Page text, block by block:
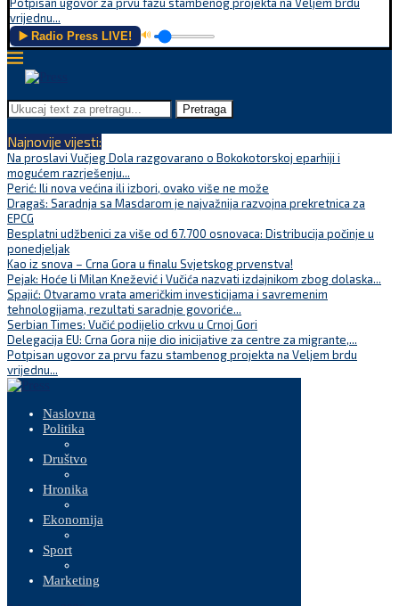
vrijednu...
▶️ Radio Press LIVE! 🔊
Pretraga
Najnovije vijesti:
Na proslavi Vučjeg Dola razgovarano o Bokokotorskoj eparhiji i
mogućem razrješenju...
Perić: Ili nova većina ili izbori, ovako više ne može
Dragaš: Saradnja sa Masdarom je najvažnija razvojna prekretnica za
EPCG
Besplatni udžbenici za više od 67.700 osnovaca: Distribucija počinje u
ponedjeljak
Kao iz snova – Crna Gora u finalu Svjetskog prvenstva!
Pejak: Hoće li Milan Knežević i Vučića nazvati izdajnikom zbog dolaska...
Spajić: Otvaramo vrata američkim investicijama i savremenim
tehnologijama, rezultati saradnje govoriće...
Serbian Times: Vučić podijelio crkvu u Crnoj Gori
Delegacija EU: Crna Gora nije dio inicijative za centre za migrante,...
Potpisan ugovor za prvu fazu stambenog projekta na Veljem brdu
vrijednu...
Naslovna
Politika
Društvo
Hronika
Ekonomija
Sport
Marketing